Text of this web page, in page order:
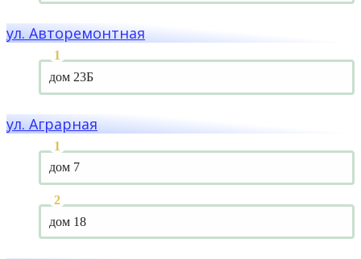
ул. Авторемонтная
дом 23Б
ул. Аграрная
дом 7
дом 18